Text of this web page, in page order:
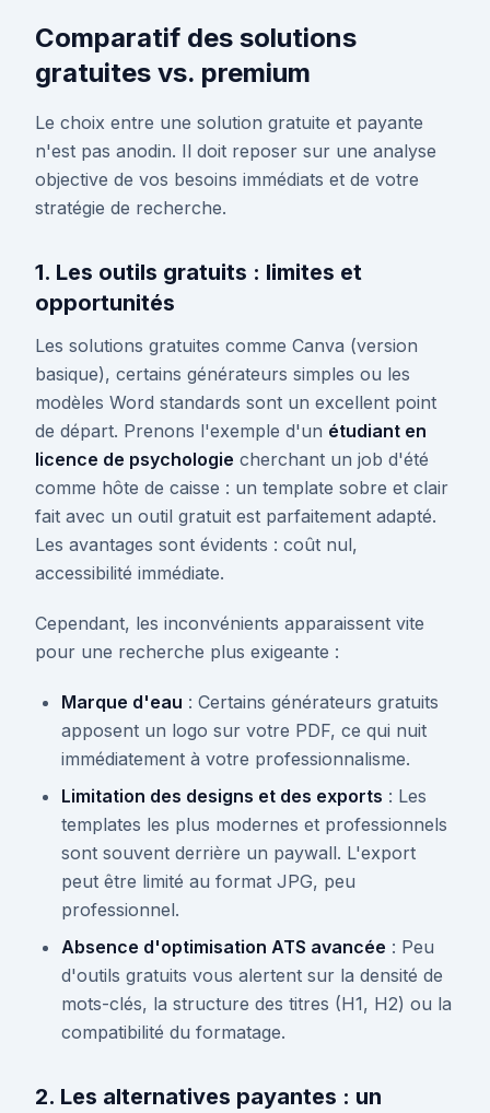
Comparatif des solutions
gratuites vs. premium
Le choix entre une solution gratuite et payante
n'est pas anodin. Il doit reposer sur une analyse
objective de vos besoins immédiats et de votre
stratégie de recherche.
1. Les outils gratuits : limites et
opportunités
Les solutions gratuites comme Canva (version
basique), certains générateurs simples ou les
modèles Word standards sont un excellent point
de départ. Prenons l'exemple d'un étudiant en
licence de psychologie cherchant un job d'été
comme hôte de caisse : un template sobre et clair
fait avec un outil gratuit est parfaitement adapté.
Les avantages sont évidents : coût nul,
accessibilité immédiate.
Cependant, les inconvénients apparaissent vite
pour une recherche plus exigeante :
Marque d'eau : Certains générateurs gratuits
apposent un logo sur votre PDF, ce qui nuit
immédiatement à votre professionnalisme.
Limitation des designs et des exports : Les
templates les plus modernes et professionnels
sont souvent derrière un paywall. L'export
peut être limité au format JPG, peu
professionnel.
Absence d'optimisation ATS avancée : Peu
d'outils gratuits vous alertent sur la densité de
mots-clés, la structure des titres (H1, H2) ou la
compatibilité du formatage.
2. Les alternatives payantes : un